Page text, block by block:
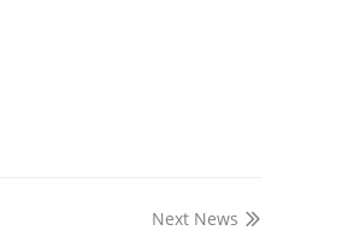
Next News 